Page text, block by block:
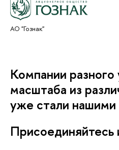
АО "Гознак"
Компании разного
масштаба из
уже стали нашими
Присоединяйтесь